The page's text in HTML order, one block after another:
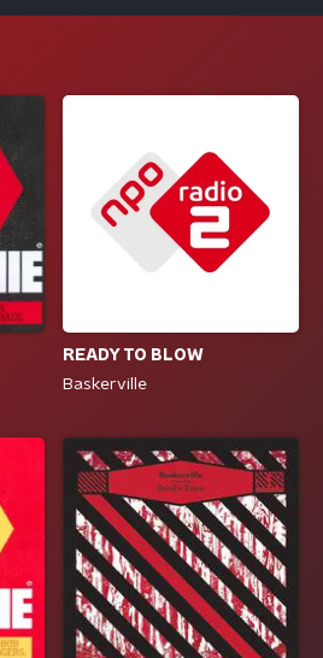
READY TO BLOW
Baskerville